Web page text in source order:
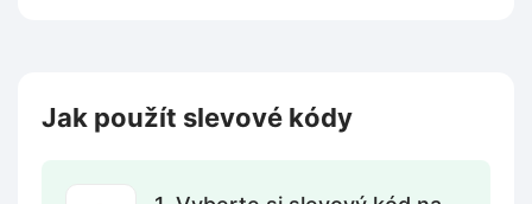
Jak použít slevové kódy